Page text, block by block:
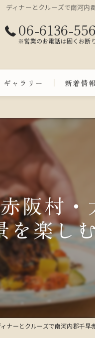
ディナーとクルーズで南河内
06-6136-
※営業のお電話は固くお断
ギャラリー 新着情報
阪村
を楽し
ィナーとクルーズで南河内郡千